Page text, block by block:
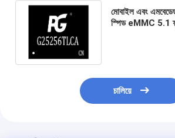
মোবাইল এবং
স্পিড eMMC 5.1
চালিয়ে